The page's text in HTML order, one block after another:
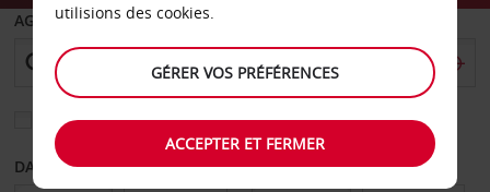
AGENCE DE DÉPART
Sélectionnez une autre agence de retour
DATE DE DÉBUT DATE DE FIN
utilisions des cookies.
GÉRER VOS PRÉFÉRENCES
ACCEPTER ET FERMER